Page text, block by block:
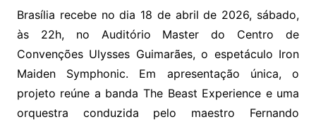
Brasília recebe no dia 18 de abril de 2026, sábado,
às 22h, no Auditório Master do Centro de
Convenções Ulysses Guimarães, o espetáculo Iron
Maiden Symphonic. Em apresentação única, o
projeto reúne a banda The Beast Experience e uma
orquestra conduzida pelo maestro Fernando